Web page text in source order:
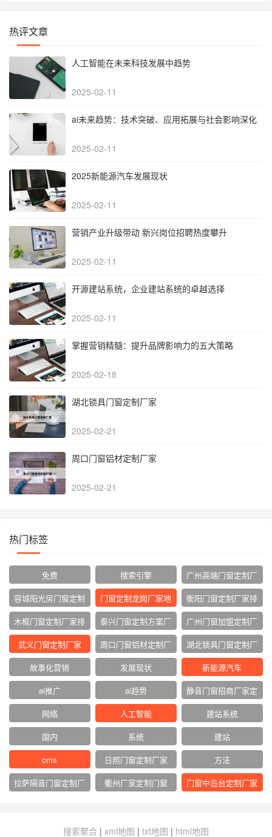
热评文章
人工智能在未来科技发展中趋势
2025-02-11
‌ai未来趋势：技术突破、应用拓展与社会影响深化‌
2025-02-11
2025新能源汽车发展现状
2025-02-11
营销产业升级带动 新兴岗位招聘热度攀升
2025-02-11
开源建站系统，企业建站系统的卓越选择
2025-02-11
掌握营销精髓：提升品牌影响力的五大策略
2025-02-18
湖北锁具门窗定制厂家
2025-02-21
周口门窗铝材定制厂家
2025-02-21
热门标签
免费 搜索引擎
广州高端门窗定制厂
家
容城阳光房门窗定制
厂家
门窗定制龙岗厂家地
址
衡阳门窗定制厂家排
名
木框门窗定制厂家排
名
泰兴门窗定制方案厂
家
广州门窗加盟定制厂
家
武义门窗定制厂家
周口门窗铝材定制厂
家
湖北锁具门窗定制厂
家
故事化营销 发展现状
新能源汽车
ai推广
ai趋势
静音门窗招商厂家定
制
网络‌ 人工智能
建站系统
国内
系统
建站
cms
日照门窗定制厂家
方法
拉萨隔音门窗定制厂
衢州厂家定制门窗 门窗中岛台定制厂家
搜索聚合 | xml地图 | txt地图 | html地图